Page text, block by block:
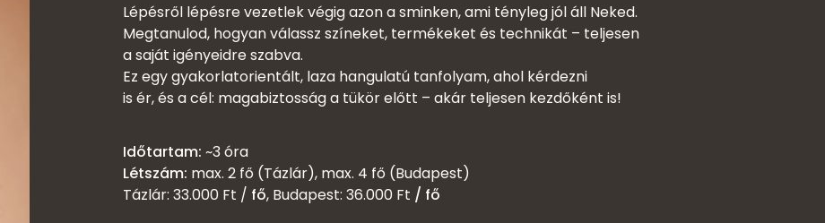
Lépésről lépésre vezetlek végig azon a sminken, ami tényleg jól áll Neked.
Megtanulod, hogyan válassz színeket, termékeket és technikát – teljesen
a saját igényeidre szabva.
Ez egy gyakorlatorientált, laza hangulatú tanfolyam, ahol kérdezni
is ér, és a cél: magabiztosság a tükör előtt – akár teljesen kezdőként is!
Időtartam: ~3 óra
Létszám: max. 2 fő (Tázlár), max. 4 fő (Budapest)
Tázlár: 33.000 Ft / fő, Budapest: 36.000 Ft / fő